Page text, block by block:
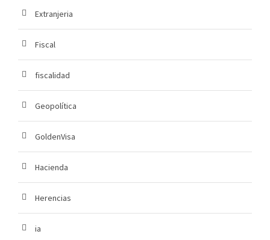
Extranjeria
Fiscal
fiscalidad
Geopolítica
GoldenVisa
Hacienda
Herencias
ia